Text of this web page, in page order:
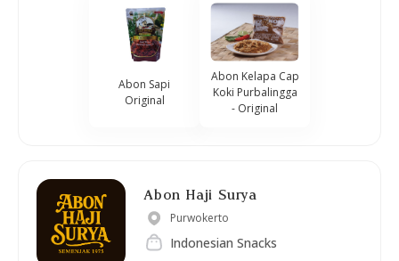
Abon Sapi
Original
Abon Kelapa Cap
Koki Purbalingga
- Original
Abon Haji Surya
Purwokerto
Indonesian Snacks